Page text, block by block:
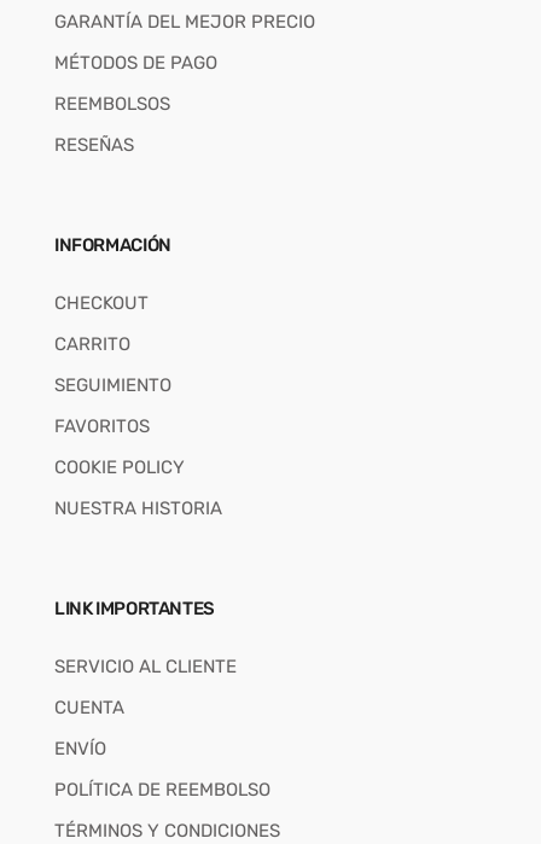
GARANTÍA DEL MEJOR PRECIO
MÉTODOS DE PAGO
REEMBOLSOS
RESEÑAS
INFORMACIÓN
CHECKOUT
CARRITO
SEGUIMIENTO
FAVORITOS
COOKIE POLICY
NUESTRA HISTORIA
LINK IMPORTANTES
SERVICIO AL CLIENTE
CUENTA
ENVÍO
POLÍTICA DE REEMBOLSO
TÉRMINOS Y CONDICIONES